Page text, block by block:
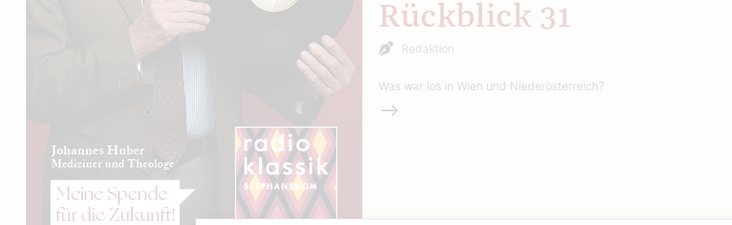
Rückblick 31
Redaktion
Was war los in Wien und Niederösterreich?
Weiterlesen